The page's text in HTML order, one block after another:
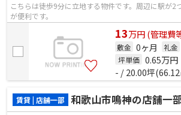
こちらは徒歩9分に立地する物件です。周辺に駅が2
が便利です。
13万円(管理費
敷金 0ヶ月 礼金
坪単価 0.65万円
- / 20.00坪
賃貸 | 店舗一部 和歌山市鳴神の店舗一